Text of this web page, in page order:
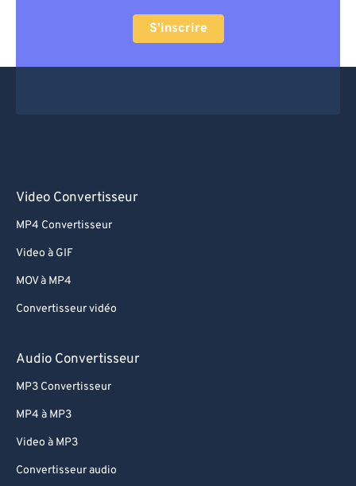
S'inscrire
Video Convertisseur
MP4 Convertisseur
Video à GIF
MOV à MP4
Convertisseur vidéo
Audio Convertisseur
MP3 Convertisseur
MP4 à MP3
Video à MP3
Convertisseur audio